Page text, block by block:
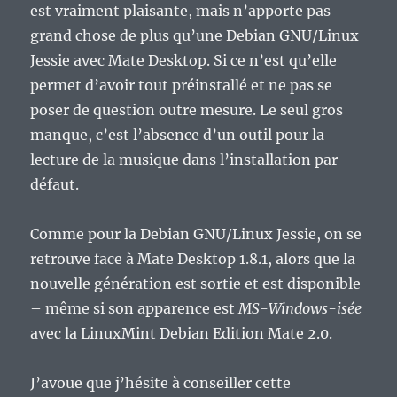
est vraiment plaisante, mais n’apporte pas
grand chose de plus qu’une Debian GNU/Linux
Jessie avec Mate Desktop. Si ce n’est qu’elle
permet d’avoir tout préinstallé et ne pas se
poser de question outre mesure. Le seul gros
manque, c’est l’absence d’un outil pour la
lecture de la musique dans l’installation par
défaut.
Comme pour la Debian GNU/Linux Jessie, on se
retrouve face à Mate Desktop 1.8.1, alors que la
nouvelle génération est sortie et est disponible
– même si son apparence est MS-Windows-isée
avec la LinuxMint Debian Edition Mate 2.0.
J’avoue que j’hésite à conseiller cette